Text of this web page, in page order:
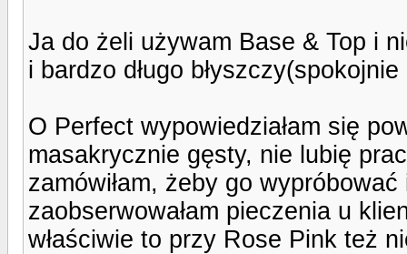
Ja do żeli używam Base & Top i
i bardzo długo
O Perfect wypowiedziałam się
masakrycznie gęsty, nie lubię
zamówiłam, żeby go
zaobserwowałam pieczenia u
właściwie to przy Rose Pink też